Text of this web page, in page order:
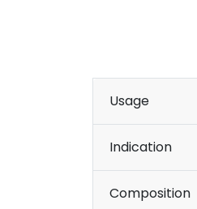
Usage
Indication
Composition